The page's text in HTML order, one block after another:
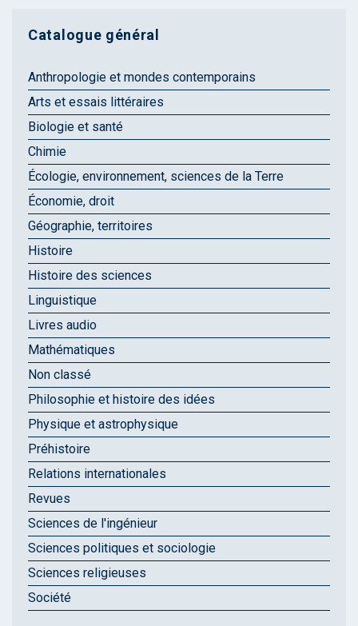
Catalogue général
Anthropologie et mondes contemporains
Arts et essais littéraires
Biologie et santé
Chimie
Écologie, environnement, sciences de la Terre
Économie, droit
Géographie, territoires
Histoire
Histoire des sciences
Linguistique
Livres audio
Mathématiques
Non classé
Philosophie et histoire des idées
Physique et astrophysique
Préhistoire
Relations internationales
Revues
Sciences de l'ingénieur
Sciences politiques et sociologie
Sciences religieuses
Société